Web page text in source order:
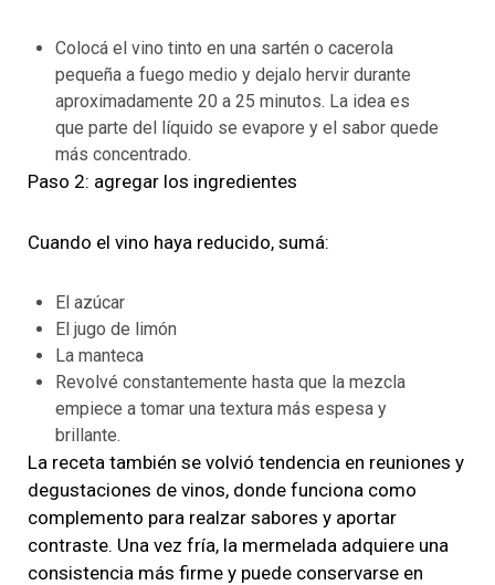
Colocá el vino tinto en una sartén o cacerola
pequeña a fuego medio y dejalo hervir durante
aproximadamente 20 a 25 minutos. La idea es
que parte del líquido se evapore y el sabor quede
más concentrado.
Paso 2: agregar los ingredientes
Cuando el vino haya reducido, sumá:
El azúcar
El jugo de limón
La manteca
Revolvé constantemente hasta que la mezcla
empiece a tomar una textura más espesa y
brillante.
La receta también se volvió tendencia en reuniones y
degustaciones de vinos, donde funciona como
complemento para realzar sabores y aportar
contraste. Una vez fría, la mermelada adquiere una
consistencia más firme y puede conservarse en